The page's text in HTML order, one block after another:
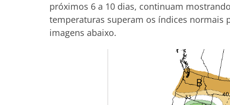
próximos 6 a 10 dias, continuam
temperaturas superam os índices normais
imagens abaixo.